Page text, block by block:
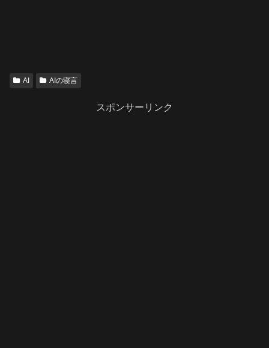
AI AIの寝言
スポンサーリンク